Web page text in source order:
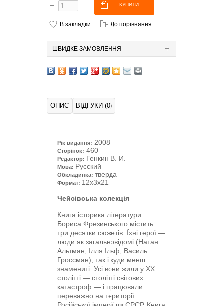
В закладки До порівняння
ШВИДКЕ ЗАМОВЛЕННЯ
ОПИС ВІДГУКИ (0)
Рік видання: 2008
Сторінок: 460
Редактор: Генкин В. И.
Мова: Русский
Обкладинка: тверда
Формат: 12x3x21
Чейсівська колекція
Книга історика літератури
Бориса Фрезинського містить
три десятки сюжетів. Їхні герої —
люди як загальновідомі (Натан
Альтман, Ілля Ільф, Василь
Гроссман), так і куди менш
знамениті. Усі вони жили у ХХ
столітті — столітті світових
катастроф — і працювали
переважно на території